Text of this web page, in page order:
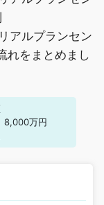
アルプランセン
れをまとめまし
8,000万円